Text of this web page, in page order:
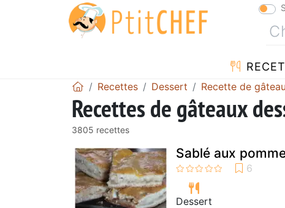
Recettes Dessert Recette de
Recettes de gâteaux
3805 recettes
Sablé aux
Dessert